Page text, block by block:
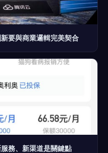
要與商業邏輯完美契合
務、新渠道是關鍵點